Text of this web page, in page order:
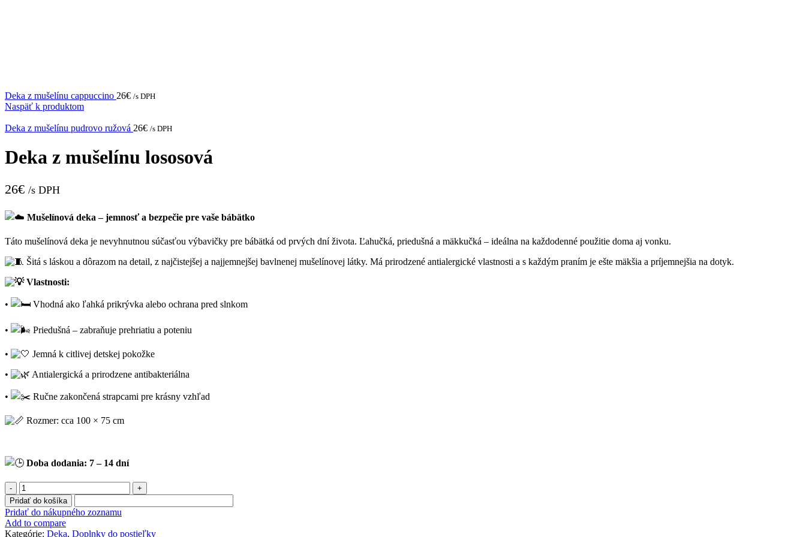
Deka z mušelínu cappuccino 26€ /s DPH
Naspäť k produktom
Deka z mušelínu pudrovo ružová 26€ /s DPH
Deka z mušelínu lososová
26€ /s DPH
Mušelínová deka – jemnosť a bezpečie pre vaše bábätko
Táto mušelínová deka je nevyhnutnou súčasťou výbavičky pre bábätká od prvých dní života. Ľahučká, priedušná a mäkkučká – ideálna na každodenné použitie doma aj vonku.
Šitá s láskou a dôrazom na detail, z najčistejšej a najjemnejšej bavlnenej mušelínovej látky. Má prirodzené antialergické vlastnosti a s každým praním je ešte mäkšia a príjemnejšia na dotyk.
Vlastnosti:
• Vhodná ako ľahká prikrývka alebo ochrana pred slnkom
• Priedušná – zabraňuje prehriatiu a poteniu
•
Jemná k citlivej detskej pokožke
•
Antialergická a prirodzene antibakteriálna
• Ručne zakončená strapcami pre krásny vzhľad
Rozmer: cca 100 × 75 cm
Doba dodania: 7 – 14 dní
množstvo
Deka
z
mušelínu
lososová
Pridať do košíka
Pridať do nákupného zoznamu
Add to compare
Kategórie: Deka, Doplnky do postieľky